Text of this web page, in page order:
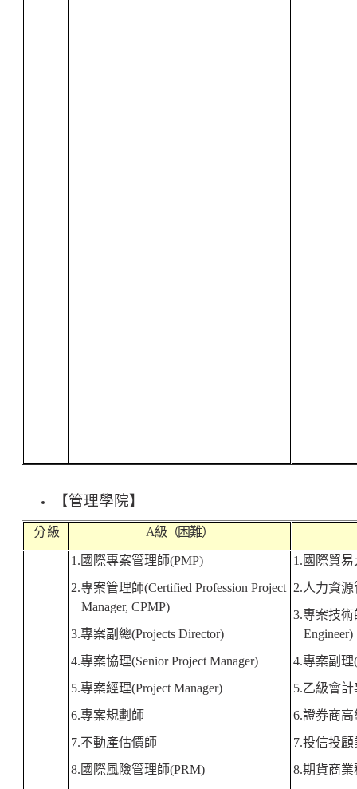
【管理學院】
分 級 A級（困難）
1. 國際專案管理師(PMP)
2.專案管理師(Certified Profession Project
Manager, CPMP)
3.專案副總(Projects Director)
4.專案協理(Senior Project Manager)
5.專案經理(Project Manager)
6.專案規劃師
7.不動產估價師
8. 國際風險管理師(PRM)
1. 國際貿
2.人力資
3.專案技術
Engineer)
4.專案副理
5.乙級會
6.證券商
7.投信投顧
8.期貨商業